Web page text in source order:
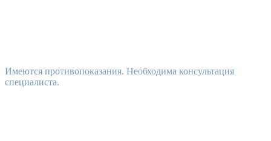
Имеются противопоказания. Необходима консультация
специалиста.